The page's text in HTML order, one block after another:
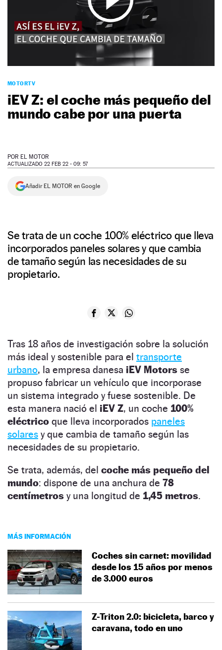
SÍGUENOS
MOTORTV
iEV Z: el coche más pequeño del
mundo cabe por una puerta
POR EL MOTOR
ACTUALIZADO 22 FEB 22 - 09: 57
Añadir EL MOTOR en Google
Se trata de un coche 100% eléctrico que lleva
incorporados paneles solares y que cambia
de tamaño según las necesidades de su
propietario.
Tras 18 años de investigación sobre la solución
más ideal y sostenible para el transporte
urbano, la empresa danesa iEV Motors se
propuso fabricar un vehículo que incorporase
un sistema integrado y fuese sostenible. De
esta manera nació el iEV Z, un coche 100%
eléctrico que lleva incorporados paneles
solares y que cambia de tamaño según las
necesidades de su propietario.
Se trata, además, del coche más pequeño del
mundo: dispone de una anchura de 78
centímetros y una longitud de 1,45 metros.
MÁS INFORMACIÓN
Coches sin carnet: movilidad
desde los 15 años por menos
de 3.000 euros
Z-Triton 2.0: bicicleta, barco y
caravana, todo en uno